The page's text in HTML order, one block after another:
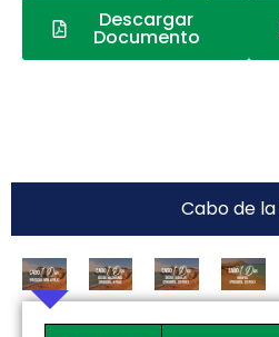
Descargar
Documento
Cabo de